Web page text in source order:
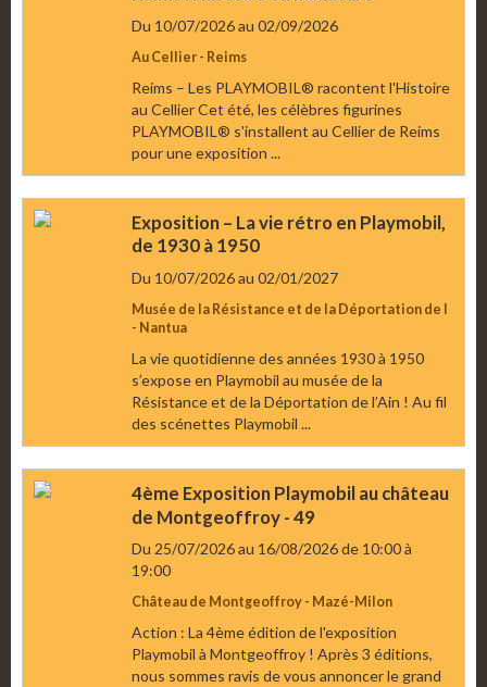
Du 10/07/2026au 02/09/2026
Au Cellier - Reims
Reims – Les PLAYMOBIL® racontent l'Histoire
au Cellier Cet été, les célèbres figurines
PLAYMOBIL® s'installent au Cellier de Reims
pour une exposition ...
Exposition – La vie rétro en Playmobil,
de 1930 à 1950
Du 10/07/2026au 02/01/2027
Musée de la Résistance et de la Déportation de l
- Nantua
La vie quotidienne des années 1930 à 1950
s’expose en Playmobil au musée de la
Résistance et de la Déportation de l’Ain ! Au fil
des scénettes Playmobil ...
4ème Exposition Playmobil au château
de Montgeoffroy - 49
Du 25/07/2026au 16/08/2026de 10:00à
19:00
Château de Montgeoffroy - Mazé-Milon
Action : La 4ème édition de l'exposition
Playmobil à Montgeoffroy ! Après 3 éditions,
nous sommes ravis de vous annoncer le grand